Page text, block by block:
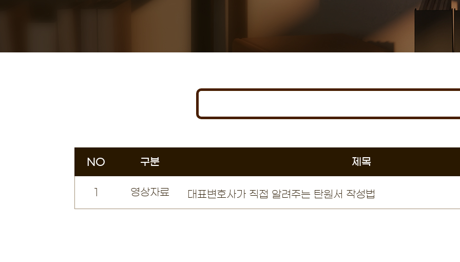
NO 구분 제목
영상자료 대표변호사가 직접 알려주는 탄원서 작성법